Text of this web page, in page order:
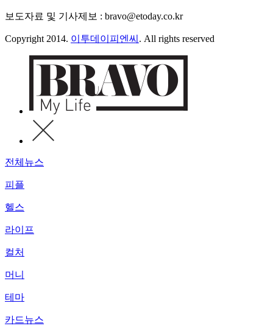
보도자료 및 기사제보 : bravo@etoday.co.kr
Copyright 2014. 이투데이피엔씨 . All rights reserved
전체뉴스
피플
헬스
라이프
컬처
머니
테마
카드뉴스